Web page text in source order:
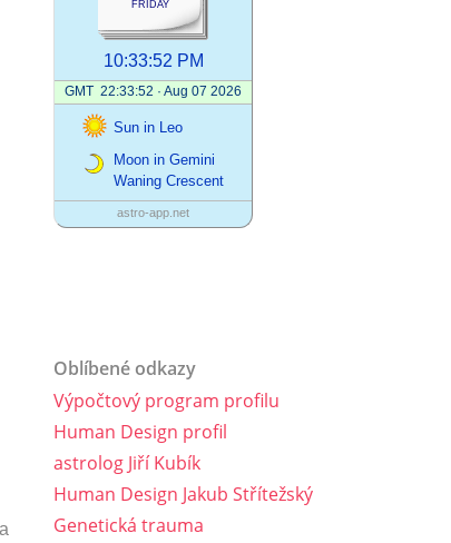
Oblíbené odkazy
Výpočtový program profilu
Human Design profil
astrolog Jiří Kubík
Human Design Jakub Střítežský
Genetická trauma